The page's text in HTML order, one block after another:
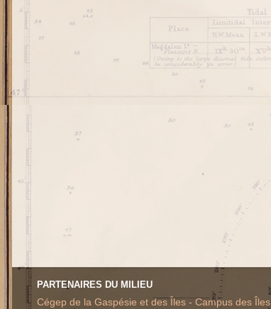
PARTENAIRES DU MILIEU
Cégep de la Gaspésie et des Îles - Campus des Îles